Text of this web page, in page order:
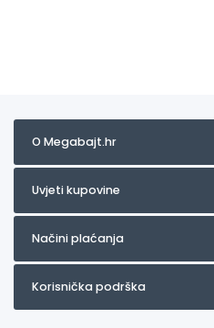
O Megabajt.hr
Uvjeti kupovine
Načini plaćanja
Korisnička podrška